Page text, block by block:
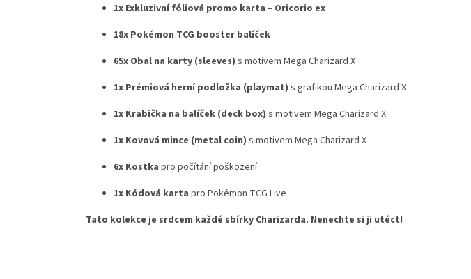
1x Exkluzivní fóliová promo karta – Oricorio ex
18x Pokémon TCG booster balíček
65x Obal na karty (sleeves) s motivem Mega Charizard X
1x Prémiová herní podložka (playmat) s grafikou Mega Charizard X
1x Krabička na balíček (deck box) s motivem Mega Charizard X
1x Kovová mince (metal coin) s motivem Mega Charizard X
6x Kostka pro počítání poškození
1x Kódová karta pro Pokémon TCG Live
Tato kolekce je srdcem každé sbírky Charizarda. Nenechte si ji utéct!